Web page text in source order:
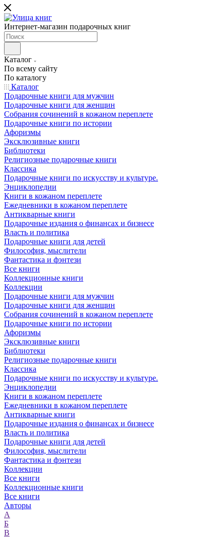
Интернет-магазин подарочных книг
Каталог
По всему сайту
По каталогу
Каталог
Подарочные книги для мужчин
Подарочные книги для женщин
Собрания сочинений в кожаном переплете
Подарочные книги по истории
Афоризмы
Эксклюзивные книги
Библиотеки
Религиозные подарочные книги
Классика
Подарочные книги по искусству и культуре.
Энциклопедии
Книги в кожаном переплете
Ежедневники в кожаном переплете
Антикварные книги
Подарочные издания о финансах и бизнесе
Власть и политика
Подарочные книги для детей
Философия, мыслители
Фантастика и фэнтези
Все книги
Коллекционные книги
Коллекции
Подарочные книги для мужчин
Подарочные книги для женщин
Собрания сочинений в кожаном переплете
Подарочные книги по истории
Афоризмы
Эксклюзивные книги
Библиотеки
Религиозные подарочные книги
Классика
Подарочные книги по искусству и культуре.
Энциклопедии
Книги в кожаном переплете
Ежедневники в кожаном переплете
Антикварные книги
Подарочные издания о финансах и бизнесе
Власть и политика
Подарочные книги для детей
Философия, мыслители
Фантастика и фэнтези
Коллекции
Все книги
Коллекционные книги
Все книги
Авторы
А
Б
В